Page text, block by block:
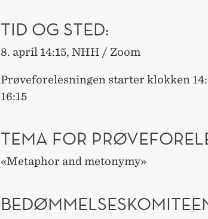
TID OG STED:
8. april 14:15, NHH / Zoom
Prøveforelesningen starter klokken
16:15
TEMA FOR
«Metaphor and metonymy»